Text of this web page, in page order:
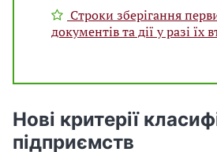
Строки зберігання
документів та дії у разі їх
Нові критерії
підприємств